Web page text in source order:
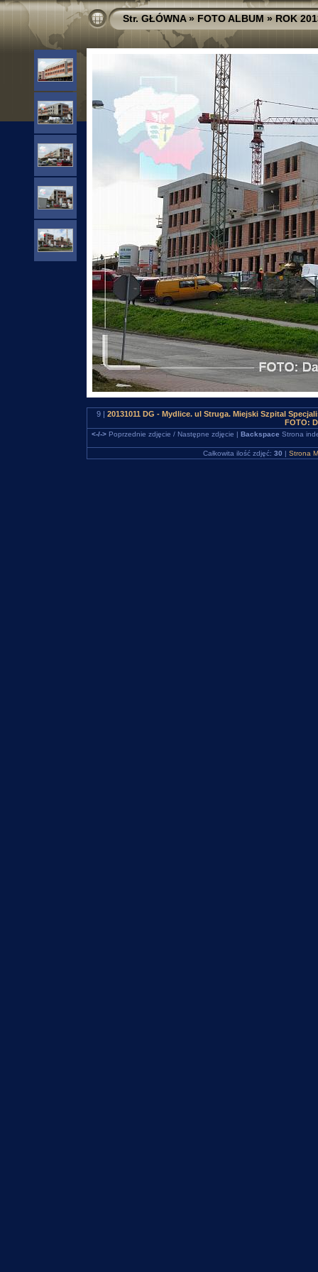
Str. GŁÓWNA»FOTO ALBUM»ROK
9 | 20131011 DG - Mydlice. ul Struga. Miejski Szpital
FOTO:
<-/->Poprzednie zdjęcie / Następne zdjęcie | Backspace Strona
Całkowita ilość zdjęć: 30 | Strona